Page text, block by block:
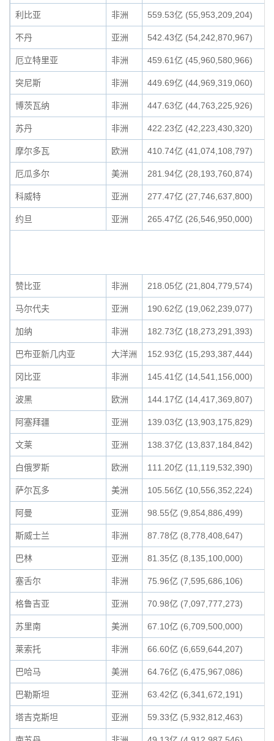
利比亚 非洲 559.53亿 (55,953,209,204)
不丹 亚洲 542.43亿 (54,242,870,967)
厄立特里亚 非洲 459.61亿 (45,960,580,966)
突尼斯 非洲 449.69亿 (44,969,319,060)
博茨瓦纳 非洲 447.63亿 (44,763,225,926)
苏丹 非洲 422.23亿 (42,223,430,320)
摩尔多瓦 欧洲 410.74亿 (41,074,108,797)
厄瓜多尔 美洲 281.94亿 (28,193,760,874)
科威特 亚洲 277.47亿 (27,746,637,800)
约旦 亚洲 265.47亿 (26,546,950,000)
赞比亚 非洲 218.05亿 (21,804,779,574)
马尔代夫 亚洲 190.62亿 (19,062,239,077)
加纳 非洲 182.73亿 (18,273,291,393)
巴布亚新几内亚 大洋洲 152.93亿 (15,293,387,444)
冈比亚 非洲 145.41亿 (14,541,156,000)
波黑 欧洲 144.17亿 (14,417,369,807)
阿塞拜疆 亚洲 139.03亿 (13,903,175,829)
文莱 亚洲 138.37亿 (13,837,184,842)
白俄罗斯 欧洲 111.20亿 (11,119,532,390)
萨尔瓦多 美洲 105.56亿 (10,556,352,224)
阿曼 亚洲 98.55亿 (9,854,886,499)
斯威士兰 非洲 87.78亿 (8,778,408,647)
巴林 亚洲 81.35亿 (8,135,100,000)
塞舌尔 非洲 75.96亿 (7,595,686,106)
格鲁吉亚 亚洲 70.98亿 (7,097,777,273)
苏里南 美洲 67.10亿 (6,709,500,000)
莱索托 非洲 66.60亿 (6,659,644,207)
巴哈马 美洲 64.76亿 (6,475,967,086)
巴勒斯坦 亚洲 63.42亿 (6,341,672,191)
塔吉克斯坦 亚洲 59.33亿 (5,932,812,463)